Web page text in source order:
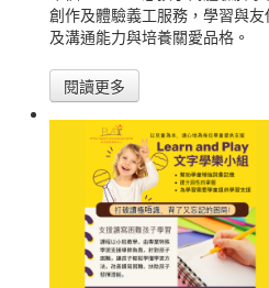
創作及體驗義工服務，學習與
及溝通能力與培養關愛品格。
閱讀更多